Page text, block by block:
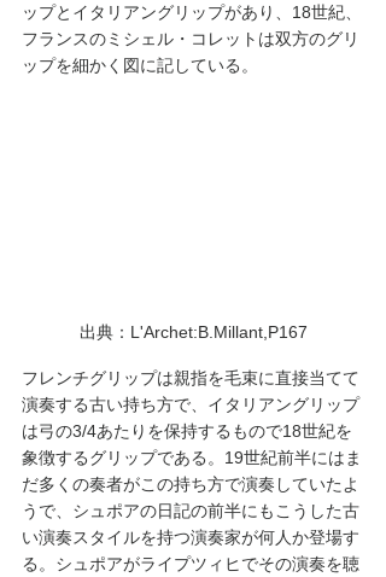
ップとイタリアングリップがあり、18世紀、
フランスのミシェル・コレットは双方のグリ
ップを細かく図に記している。
出典：L'Archet:B.Millant,P167
フレンチグリップは親指を毛束に直接当てて
演奏する古い持ち方で、イタリアングリップ
は弓の3/4あたりを保持するもので18世紀を
象徴するグリップである。19世紀前半にはま
だ多くの奏者がこの持ち方で演奏していたよ
うで、シュポアの日記の前半にもこうした古
い演奏スタイルを持つ演奏家が何人か登場す
る。シュポアがライプツィヒでその演奏を聴